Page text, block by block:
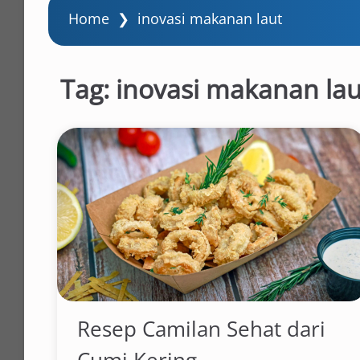
Home ❯ inovasi makanan laut
Tag: inovasi makanan
Resep Camilan Sehat dari